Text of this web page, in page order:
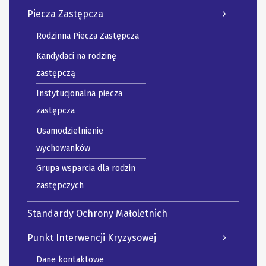
Piecza Zastępcza
Rodzinna Piecza Zastępcza
Kandydaci na rodzinę
zastępczą
Instytucjonalna piecza
zastępcza
Usamodzielnienie
wychowanków
Grupa wsparcia dla rodzin
zastępczych
Standardy Ochrony Małoletnich
Punkt Interwencji Kryzysowej
Dane kontaktowe